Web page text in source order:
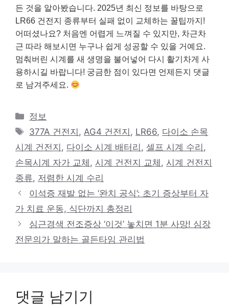
든 것을 알아봤습니다. 2025년 최신 정보를 바탕으로
LR66 건전지 종류부터 실패 없이 교체하는 꿀팁까지!
어떠셨나요? 처음엔 어렵게 느껴질 수 있지만, 차근차
근 따라 해보시면 누구나 쉽게 성공할 수 있을 거예요.
멈춰버린 시계를 새 생명을 불어넣어 다시 활기차게 사
용하시길 바랍니다! 궁금한 점이 있다면 언제든지 댓글
로 남겨주세요.
카
테
리
정보
태
그
377A 건전지 ,AG4 건전지 , LR66, 다이소 손목
시계 건전지 , 다이소 시계 배터리 , 셀프 시계 수리 ,
손목시계 자가 교체 , 시계 건전지 교체 , 시계 건전지
종류, 저렴한 시계 수리
이석증 재발 없는 ‘완치 공식’: 초기 증상부터 자
가 치료 운동, 식단까지 총정리
심근경색 전조증상 ‘이것’ 놓치면 1분 사망! 심장
전문의가 말하는 골든타임 관리법
댓글 남기기